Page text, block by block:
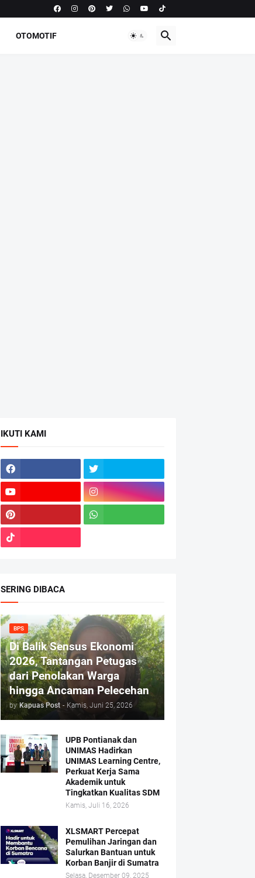
OTOMOTIF
IKUTI KAMI
SERING DIBACA
BPS
Di Balik Sensus Ekonomi
2026, Tantangan Petugas
dari Penolakan Warga
hingga Ancaman Pelecehan
by Kapuas Post - Kamis, Juni 25, 2026
UPB Pontianak dan
UNIMAS Hadirkan
UNIMAS Learning Centre,
Perkuat Kerja Sama
Akademik untuk
Tingkatkan Kualitas SDM
Kamis, Juli 16, 2026
XLSMART Percepat
Pemulihan Jaringan dan
Salurkan Bantuan untuk
Korban Banjir di Sumatra
Selasa, Desember 09, 2025